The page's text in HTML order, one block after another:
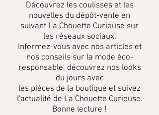
Découvrez les coulisses et les
nouvelles du dépôt-vente en
suivant La Chouette Curieuse sur
les réseaux sociaux.
Informez-vous avec nos articles et
nos conseils sur la mode éco-
responsable, découvrez nos looks
du jours avec
les pièces de la boutique et suivez
l'actualité de La Chouette Curieuse.
Bonne lecture !